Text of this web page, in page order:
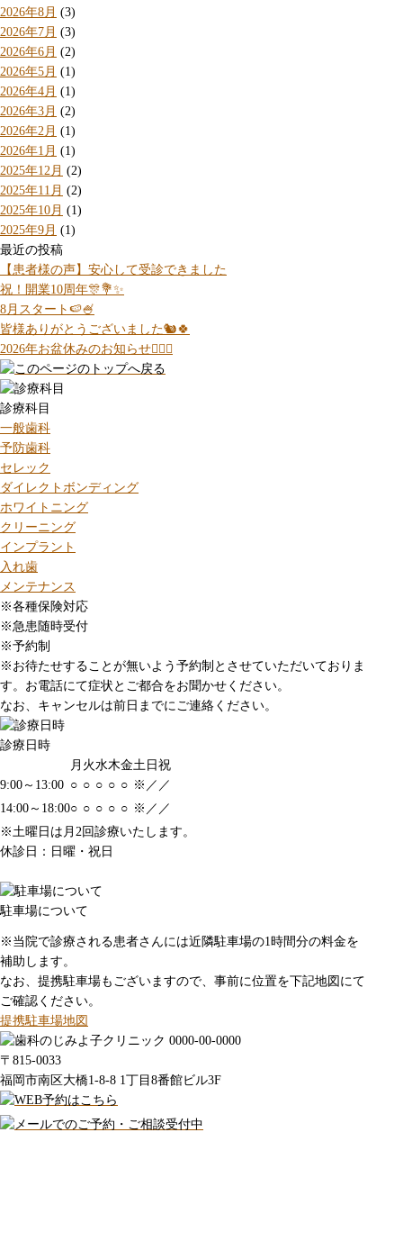
2026年8月 (3)
2026年7月 (3)
2026年6月 (2)
2026年5月 (1)
2026年4月 (1)
2026年3月 (2)
2026年2月 (1)
2026年1月 (1)
2025年12月 (2)
2025年11月 (2)
2025年10月 (1)
2025年9月 (1)
最近の投稿
【患者様の声】安心して受診できました
祝！開業10周年🎊💐✨
8月スタート🍉🍧
皆様ありがとうございました🐿️🍀
2026年お盆休みのお知らせ💁🏻‍♀️
診療科目
一般歯科
予防歯科
セレック
ダイレクトボンディング
ホワイトニング
クリーニング
インプラント
入れ歯
メンテナンス
※各種保険対応
※急患随時受付
※予約制
※お待たせすることが無いよう予約制とさせていただいておりま
す。お電話にて症状とご都合をお聞かせください。
なお、キャンセルは前日までにご連絡ください。
診療日時
月 火水木金土 日 祝
9:00～13:00 ○ ○ ○ ○ ○ ※ ／ ／
14:00～18:00○ ○ ○ ○ ○ ※ ／ ／
※土曜日は月2回診療いたします。
休診日：日曜・祝日
駐車場について
※当院で診療される患者さんには近隣駐車場の1時間分の料金を
補助します。
なお、提携駐車場もございますので、事前に位置を下記地図にて
ご確認ください。
提携駐車場地図
〒815-0033
福岡市南区大橋1-8-8 1丁目8番館ビル3F